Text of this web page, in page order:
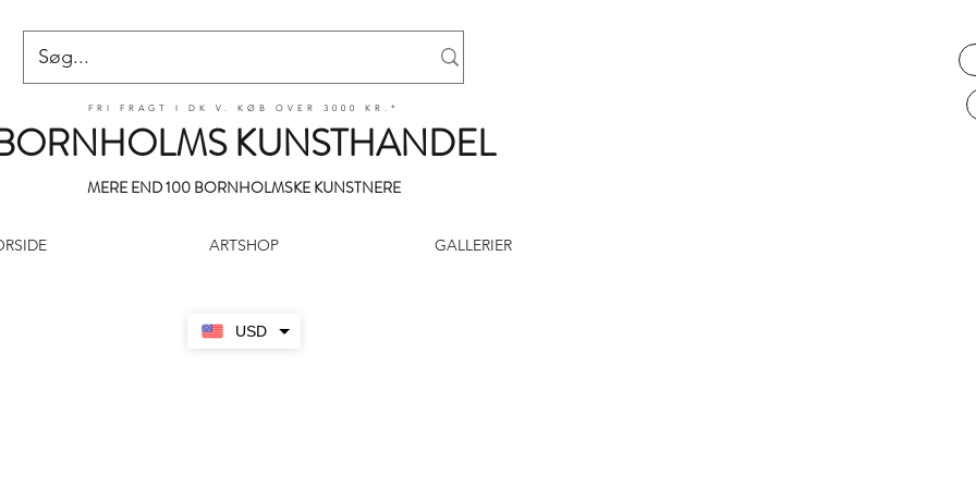
USD
FRI FRAGT I DK V. KØB OVER 3000 KR.*
KUNSTHANDEL
MERE END 100 BORNHOLMSKE KUNSTNERE
ARTSHOP GALLERIER